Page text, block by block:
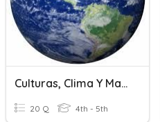
Culturas, Clima Y Matemáticas
20 Q 4th - 5th